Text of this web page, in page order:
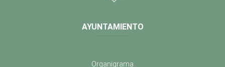
AYUNTAMIENTO
Organigrama